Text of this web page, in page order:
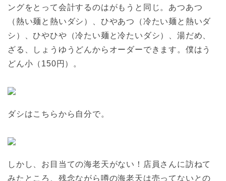
ングをとって会計するのはがもうと同じ。あつあつ
（熱い麺と熱いダシ）、ひやあつ（冷たい麺と熱いダ
シ）、ひやひや（冷たい麺と冷たいダシ）、湯だめ、
ざる、しょうゆうどんからオーダーできます。僕はう
どん小（150円）。
ダシはこちらから自分で。
しかし、お目当ての海老天がない！店員さんに訪ねて
みたところ、残念ながら噂の海老天は売ってないとの